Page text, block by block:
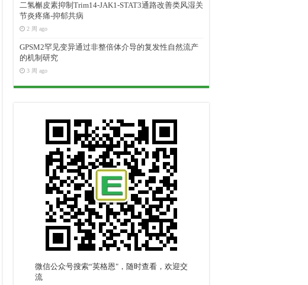
二氢槲皮素抑制Trim14-JAK1-STAT3通路改善类风湿关
节炎疼痛-抑郁共病
2 周 ago
GPSM2罕见变异通过非整倍体介导的复发性自然流产
的机制研究
3 周 ago
微信公众号搜索“英格恩"，随时查看，欢迎交
流